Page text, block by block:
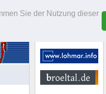
Sie der Nutzung dieser